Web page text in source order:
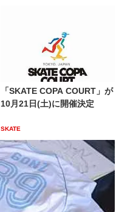
「SKATE COPA COURT」が
10月21日(土)に開催決定
SKATE